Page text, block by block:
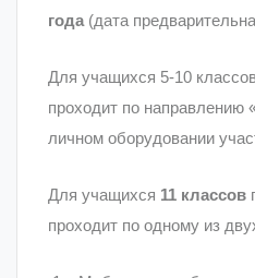
года (дата
Для учащихся 5-10
проходит по
личном оборудовании
Для учащихся 11 классов
проходит по одному из